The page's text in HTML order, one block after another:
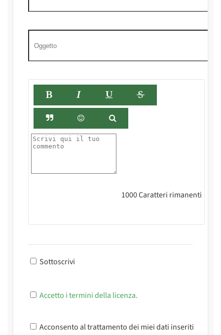
1000Caratteri rimanenti
Sottoscrivi
Accetto i termini della licenza.
Acconsento al trattamento dei miei dati inseriti